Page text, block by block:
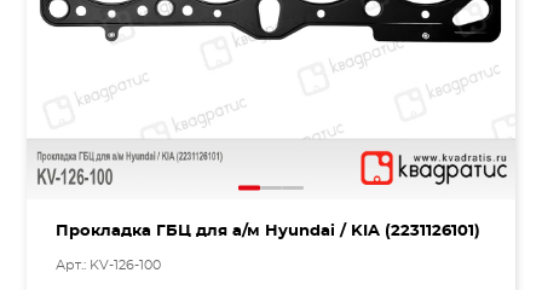
Прокладка ГБЦ для а/м Hyundai / KIA (2231126101)
Арт.: KV-126-100